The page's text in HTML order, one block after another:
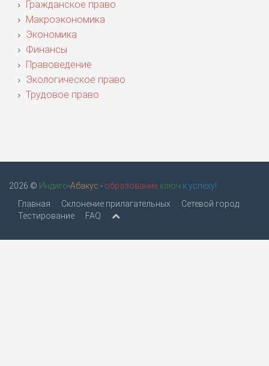
Гражданское право
Макроэкономика
Экономика
Финансы
Правоведение
Экологическое право
Трудовое право
2026 © Индиго-Абакус - образование ключ к успеху!
Главная
Склонение прилагательных
Сетевой город
Тестирование
FAQ